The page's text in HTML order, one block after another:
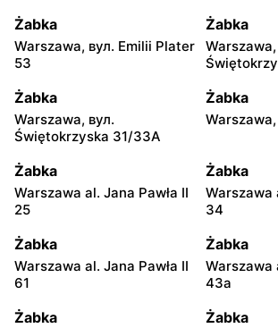
Żabka
Warszawa, вул. Emilii Plater
53
Żabka
Warszawa,
Żabka
Warszawa, вул.
Świętokrzyska 31/33A
Żabka
Żabka
Warszawa al. Jana Pawła II
25
Żabka
Warszawa
34
Żabka
Warszawa al. Jana Pawła II
61
Żabka
Warszawa
43a
Żabka Żabka